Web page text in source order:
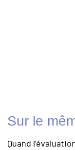
Sur le
Quand